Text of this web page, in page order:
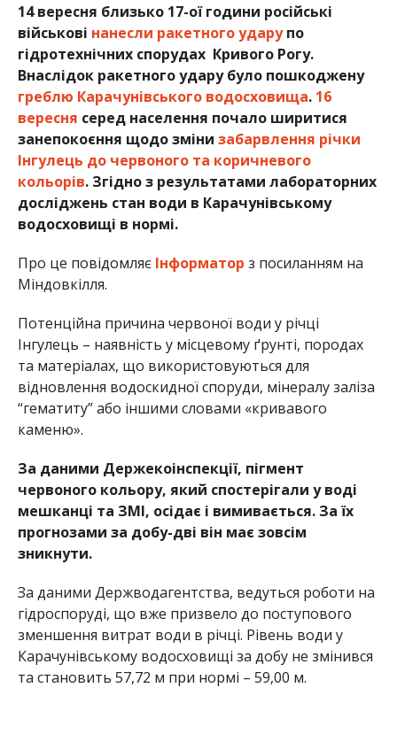
14 вересня близько 17-ої години російські
військові нанесли ракетного ударупо
гідротехнічних спорудах Кривого Рогу.
Внаслідок ракетного удару було пошкоджену
греблю Карачунівського водосховища. 16
вересня серед населення почало ширитися
занепокоєння щодо зміни забарвлення річки
Інгулець до червоного та коричневого
кольорів. Згідно з результатами лабораторних
досліджень стан води в Карачунівському
водосховищі в нормі.
Про це повідомляє Інформатор з посиланням на
Міндовкілля.
Потенційна причина червоної води у річці
Інгулець – наявність у місцевому ґрунті, породах
та матеріалах, що використовуються для
відновлення водоскидної споруди, мінералу заліза
“гематиту” або іншими словами «кривавого
каменю».
За даними Держекоінспекції, пігмент
червоного кольору, який спостерігали у воді
мешканці та ЗМІ, осідає і вимивається. За їх
прогнозами за добу-дві він має зовсім
зникнути.
За даними Держводагентства, ведуться роботи на
гідроспоруді, що вже призвело до поступового
зменшення витрат води в річці. Рівень води у
Карачунівському водосховищі за добу не змінився
та становить 57,72 м при нормі – 59,00 м.